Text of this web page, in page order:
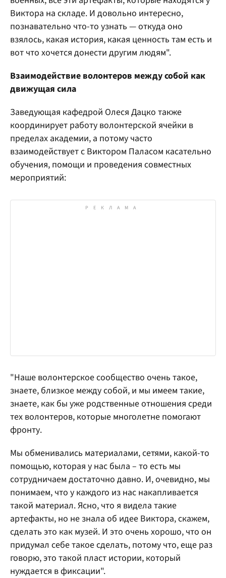
Виктора на складе. И довольно интересно,
познавательно что-то узнать — откуда оно
взялось, какая история, какая ценность там есть и
вот что хочется донести другим людям".
Взаимодействие волонтеров между собой как
движущая сила
Заведующая кафедрой Олеся Дацко также
координирует работу волонтерской ячейки в
пределах академии, а потому часто
взаимодействует с Виктором Паласом касательно
обучения, помощи и проведения совместных
мероприятий:
"Наше волонтерское сообщество очень такое,
знаете, близкое между собой, и мы имеем такие,
знаете, как бы уже родственные отношения среди
тех волонтеров, которые многолетне помогают
фронту.
Мы обменивались материалами, сетями, какой-то
помощью, которая у нас была – то есть мы
сотрудничаем достаточно давно. И, очевидно, мы
понимаем, что у каждого из нас накапливается
такой материал. Ясно, что я видела такие
артефакты, но не знала об идее Виктора, скажем,
сделать это как музей. И это очень хорошо, что он
придумал себе такое сделать, потому что, еще раз
говорю, это такой пласт истории, который
нуждается в фиксации".